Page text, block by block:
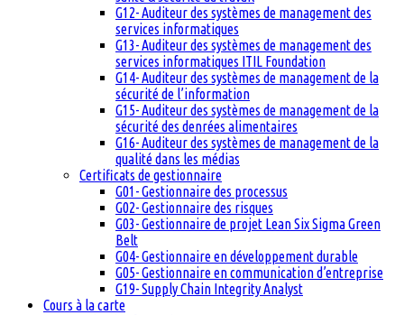
G12- Auditeur des systèmes de management des
services informatiques
G13- Auditeur des systèmes de management des
services informatiques ITIL Foundation
G14- Auditeur des systèmes de management de la
sécurité de l’information
G15- Auditeur des systèmes de management de la
sécurité des denrées alimentaires
G16- Auditeur des systèmes de management de la
qualité dans les médias
Certificats de gestionnaire
G01- Gestionnaire des processus
G02- Gestionnaire des risques
G03- Gestionnaire de projet Lean Six Sigma Green
Belt
G04- Gestionnaire en développement durable
G05- Gestionnaire en communication d’entreprise
G19- Supply Chain Integrity Analyst
Cours à la carte